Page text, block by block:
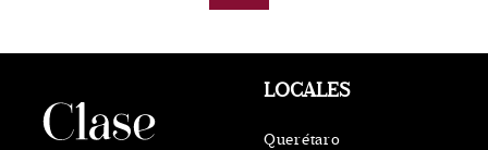
LOCALES
Querétaro